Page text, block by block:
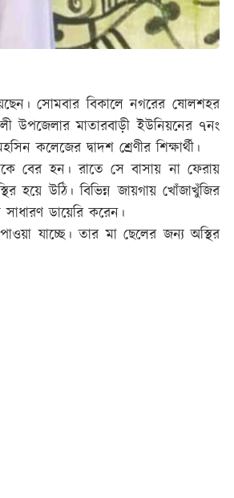
সোমবার বিকালে নগরের ষোলশহর
উপজেলার মাতারবাড়ী ইউনিয়নের ৭নং
কলেজের দ্বাদশ শ্রেণীর শিক্ষার্থী।
বের হন। রাতে সে বাসায় না ফেরায়
উঠি। বিভিন্ন জায়গায় খোঁজাখুঁজির
ডায়েরি করেন।
যাচ্ছে। তার মা ছেলের জন্য অস্থির